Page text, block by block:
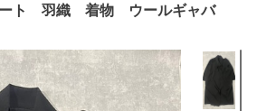
ート 羽織 着物 ウールギャバ